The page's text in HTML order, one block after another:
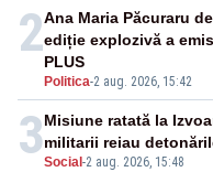
2
Politica-2 aug. 2026, 15:42
Ana Maria Păcuraru
ediție explozivă a
PLUS
3Social -2 aug. 2026, 15:48
Misiune ratată la
militarii reiau